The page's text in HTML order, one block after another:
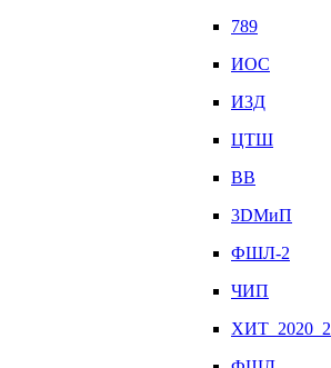
789
ИОС
И3Д
ЦТШ
ВВ
3DМиП
ФШЛ-2
ЧИП
ХИТ_2020_2